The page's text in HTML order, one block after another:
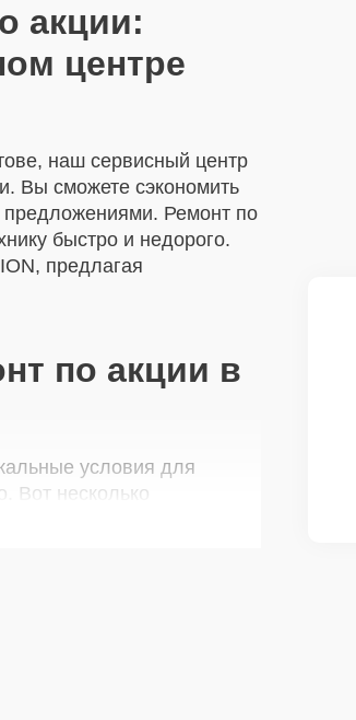
акции:
центре
наш сервисный центр
Вы сможете сэкономить
предложениями. Ремонт по
быстро и недорого.
предлагая
по акции в
условия для
Вот несколько